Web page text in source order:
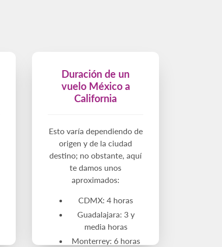
Duración de un
vuelo México a
California
Esto varía dependiendo de
origen y de la ciudad
destino; no obstante, aquí
te damos unos
aproximados:
CDMX: 4 horas
Guadalajara: 3 y
media horas
Monterrey: 6 horas